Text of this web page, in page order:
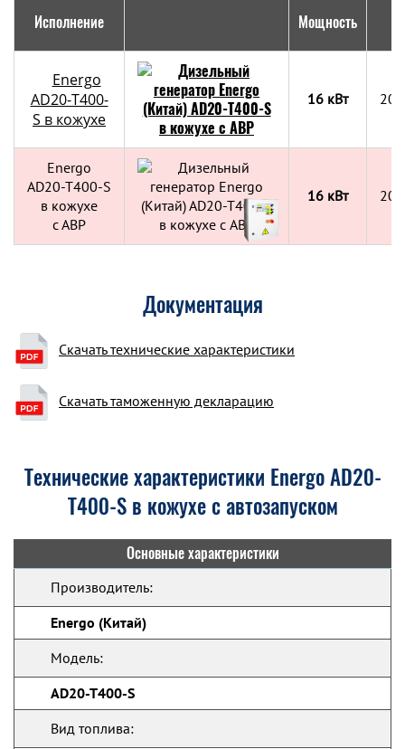
Исполнение Мощность
Energo
AD20-T400-
S в кожухе
16 кВт
Energo
AD20-T400-S
в кожухе
с АВР
16 кВт
Документация
Скачать технические характеристики
Скачать таможенную декларацию
Технические характеристики Energo AD20-
T400-S в кожухе с автозапуском
Основные характеристики
Производитель:
Energo (Китай)
Модель:
AD20-T400-S
Вид топлива: